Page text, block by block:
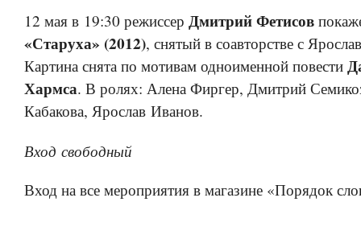
12 мая в 19:30 режиссер Дмитрий Фетисов
«Старуха» (2012), снятый в соавторстве с
Картина снята по мотивам одноименной повести
Хармса. В ролях: Алена Фиргер, Дмитрий
Кабакова, Ярослав Иванов.
Вход свободный
Вход на все мероприятия в магазине «Порядок